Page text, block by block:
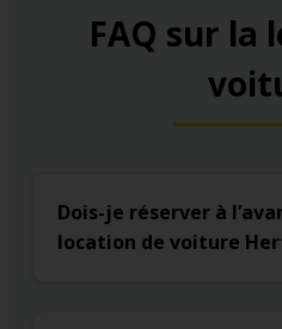
FAQ sur la
Dois-je réserver à
location de voiture